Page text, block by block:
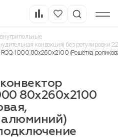
конвекция) без регулировки
RCQ-1000 80х260х2100 (Решётка
80х260х2100